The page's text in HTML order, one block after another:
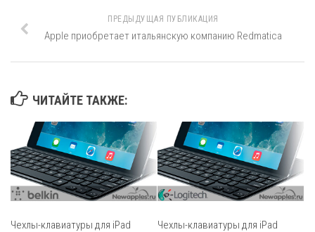
ПРЕДЫДУЩАЯ ПУБЛИКАЦИЯ
Apple приобретает итальянскую компанию Redmatica
ЧИТАЙТЕ ТАКЖЕ:
Чехлы-клавиатуры для iPad
Чехлы-клавиатуры для iPad